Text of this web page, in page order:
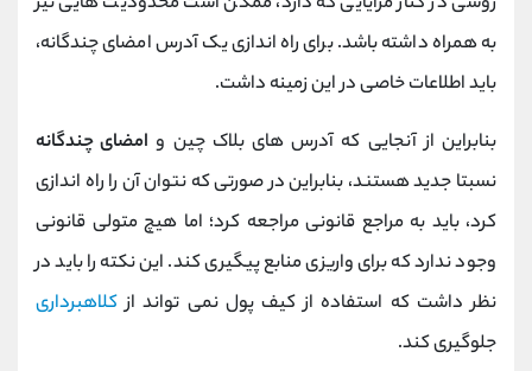
به همراه داشته باشد. برای راه اندازی یک آدرس امضای چندگانه،
باید اطلاعات خاصی در این زمینه داشت.
بنابراین از آنجایی که آدرس های بلاک چین و امضای چندگانه
نسبتا جدید هستند، بنابراین در صورتی که نتوان آن را راه اندازی
کرد، باید به مراجع قانونی مراجعه کرد؛ اما هیچ متولی قانونی
وجود ندارد که برای واریزی منابع پیگیری کند. این نکته را باید در
نظر داشت که استفاده از کیف پول نمی تواند ازکلاهبرداری
جلوگیری کند.